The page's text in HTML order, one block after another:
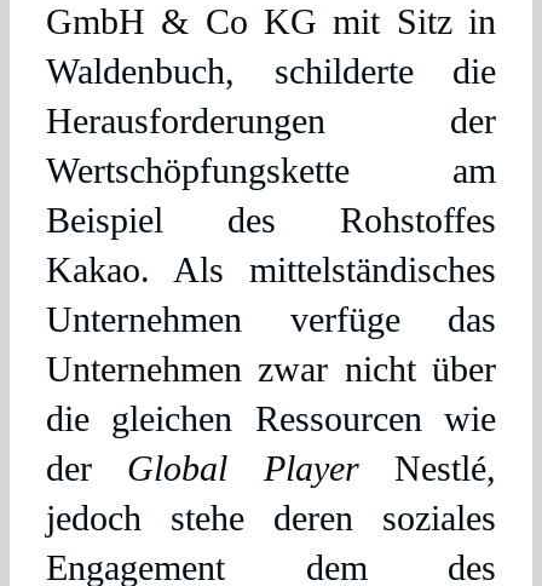
GmbH & Co KG mit Sitz in
Waldenbuch, schilderte die
Herausforderungen der
Wertschöpfungskette am
Beispiel des Rohstoffes
Kakao. Als mittelständisches
Unternehmen verfüge das
Unternehmen zwar nicht über
die gleichen Ressourcen wie
der Global PlayerNestlé,
jedoch stehe deren soziales
Engagement dem des